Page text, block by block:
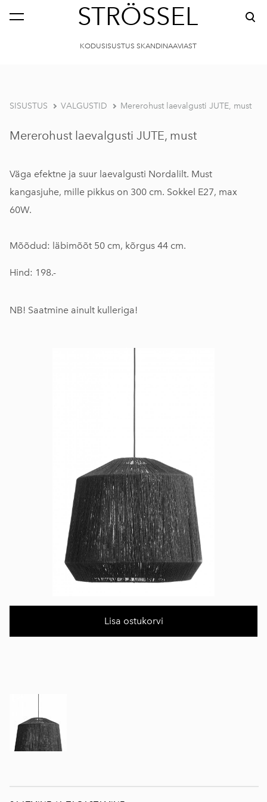
STRÖSSEL
KODUSISUSTUS SKANDINAAVIAST
SISUSTUS VALGUSTID Mererohust laevalgusti JUTE, must
Mererohust laevalgusti JUTE, must
Väga efektne ja suur laevalgusti Nordalilt. Must
kangasjuhe, mille pikkus on 300 cm. Sokkel E27, max
60W.
Mõõdud: läbimõõt 50 cm, kõrgus 44 cm.
Hind: 198.-
NB! Saatmine ainult kulleriga!
Lisa ostukorvi